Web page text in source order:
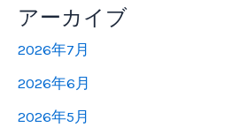
アーカイブ
2026年7月
2026年6月
2026年5月